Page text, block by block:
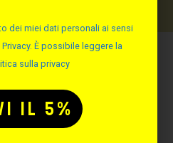
dei miei dati personali ai sensi
È possibile leggere la
sulla privacy